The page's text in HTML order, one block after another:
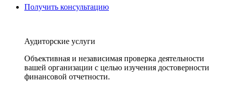
Получить консультацию
Аудиторские услуги
Объективная и независимая проверка деятельности
вашей организации с целью изучения достоверности
финансовой отчетности.